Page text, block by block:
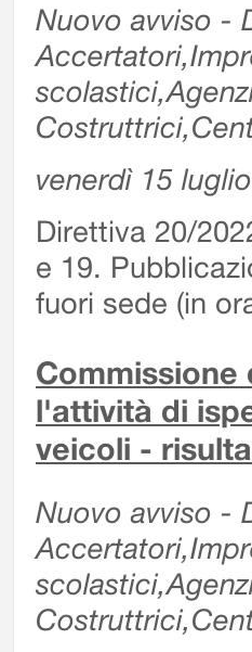
Nuovo avviso -
venerdì 15
Direttiva 20/
e 19.
fuori sede (in
l'attività di
veicoli -
Nuovo avviso -